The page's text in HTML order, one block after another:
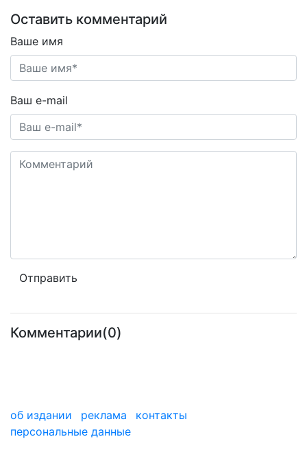
Оставить комментарий
Ваше имя
Ваш e-mail
Комментарии(0)
об издании реклама
контакты
персональные данные